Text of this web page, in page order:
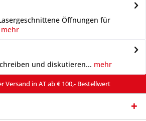
Öffnungen für
mehr
und diskutieren... mehr
Versand in AT ab € 100,- Bestellwert